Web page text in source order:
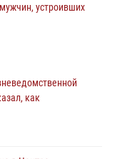
устроивших
устроившего дебош
как